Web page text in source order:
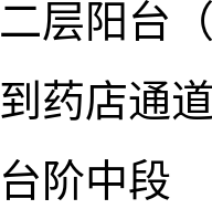
层阳台
药店通
阶中段